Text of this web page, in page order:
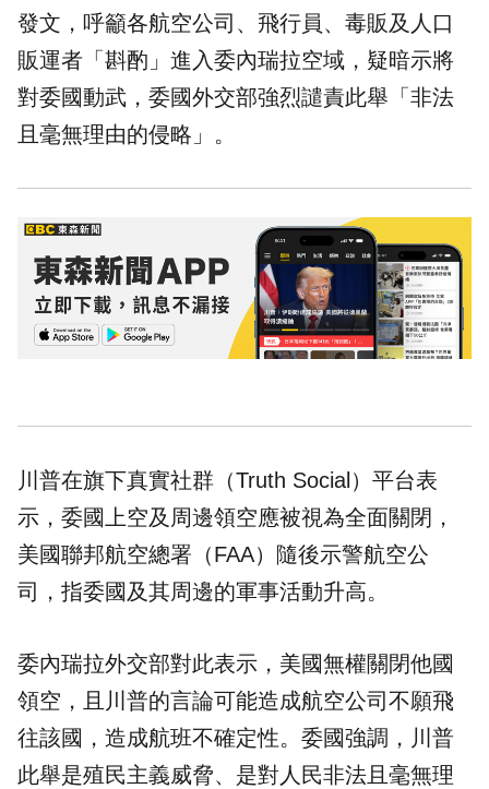
發文，呼籲各航空公司、飛行員、毒販及人口
販運者「斟酌」進入委內瑞拉空域，疑暗示將
對委國動武，委國外交部強烈譴責此舉「非法
且毫無理由的侵略」。
川普在旗下真實社群（Truth Social）平台表
示，委國上空及周邊領空應被視為全面關閉，
美國聯邦航空總署（FAA）隨後示警航空公
司，指委國及其周邊的軍事活動升高。
委內瑞拉外交部對此表示，美國無權關閉他國
領空，且川普的言論可能造成航空公司不願飛
往該國，造成航班不確定性。委國強調，川普
此舉是殖民主義威脅、是對人民非法且毫無理